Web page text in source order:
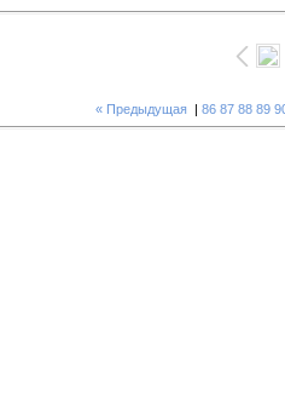
« Предыдущая | 86 87 88 89